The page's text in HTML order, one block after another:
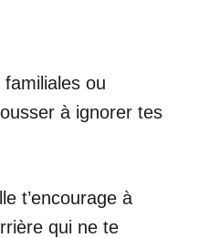
ou
à ignorer tes
t’encourage à
qui ne te